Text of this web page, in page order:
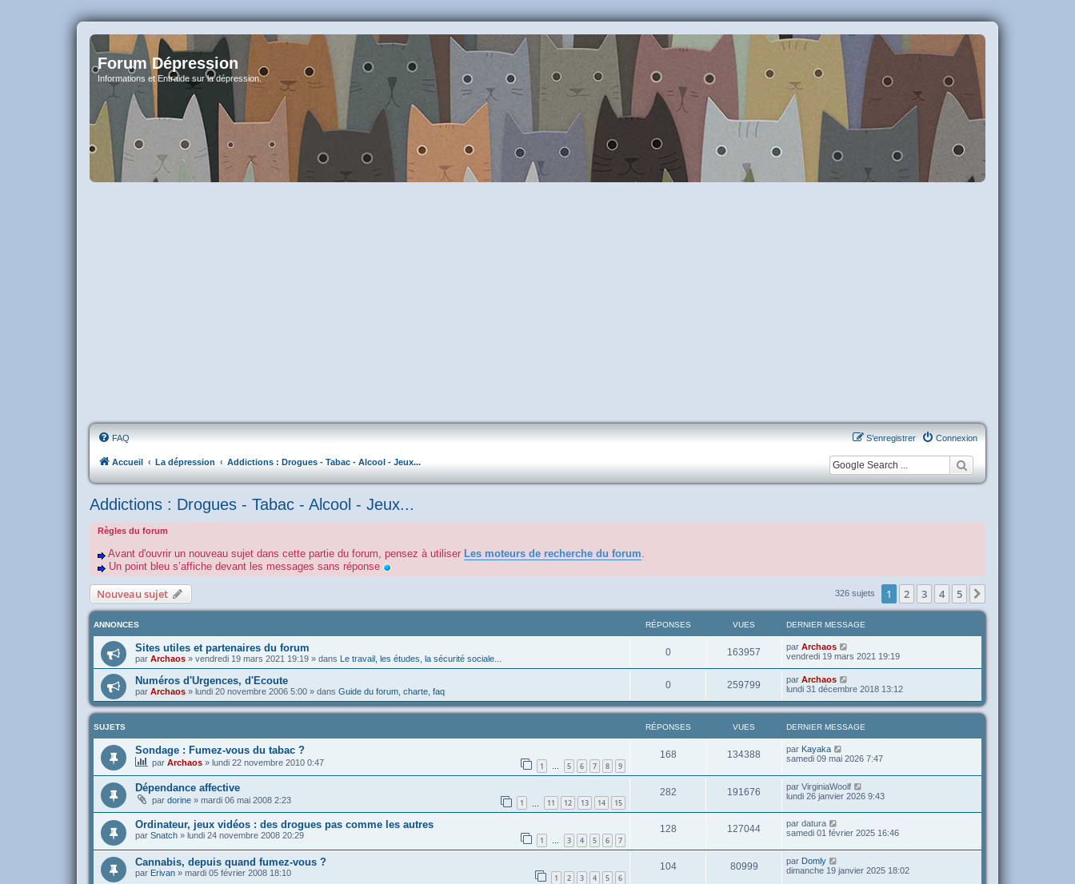
Forum Dépression
Informations et Entraide sur la dépression.
FAQ Connexion
S’enregistrer
Accueil La dépression Addictions : Drogues - Tabac - Alcool - Jeux...
Addictions : Drogues - Tabac - Alcool - Jeux...
Règles du forum
Avant d'ouvrir un nouveau sujet dans cette partie du forum, pensez à utiliser Les moteurs de recherche du forum.
Un point bleu s’affiche devant les messages sans réponse
Nouveau sujet 326 sujets 1 2 3 4 5
ANNONCES RÉPONSES VUES DERNIER MESSAGE
Sites utiles et partenaires du forum
par Archaos » vendredi 19 mars 2021 19:19 » dans Le travail, les études, la sécurité sociale...
0 163957 par Archaos
vendredi 19 mars 2021 19:19
Numéros d'Urgences, d'Ecoute
par Archaos » lundi 20 novembre 2006 5:00 » dans Guide du forum, charte, faq
0 259799 par Archaos
lundi 31 décembre 2018 13:12
SUJETS RÉPONSES VUES DERNIER MESSAGE
Sondage : Fumez-vous du tabac ?
par Archaos » lundi 22 novembre 2010 0:47 1 … 5 6 7 8 9
168 134388 par Kayaka
samedi 09 mai 2026 7:47
Dépendance affective
par dorine » mardi 06 mai 2008 2:23 1 11 12 13 14 15
282 191676 par VirginiaWoolf
lundi 26 janvier 2026 9:43
Ordinateur, jeux vidéos : des drogues pas comme les autres
par Snatch » lundi 24 novembre 2008 20:29 1 … 3 4 5 6 7
128 127044 par datura
samedi 01 février 2025 16:46
Cannabis, depuis quand fumez-vous ?
par Erivan » mardi 05 février 2008 18:10 1 2 3 4 5 6
104 80999 par Domly
dimanche 19 janvier 2025 18:02